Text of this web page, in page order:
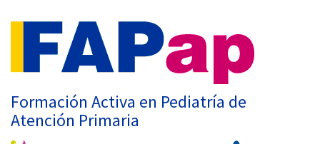
Formación Activa en Pediatría de
Atención Primaria